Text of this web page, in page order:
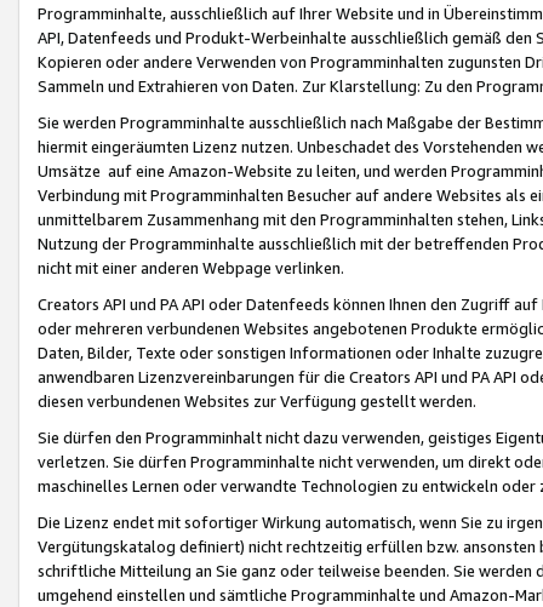
Programminhalte, ausschließlich auf Ihrer Website und in
API, Datenfeeds und Produkt-Werbeinhalte ausschließlich gemäß
Kopieren oder andere Verwenden von Programminhalten zugunsten
Sammeln und Extrahieren von Daten. Zur Klarstellung: Zu den
Sie werden Programminhalte ausschließlich nach Maßgabe der
hiermit eingeräumten Lizenz nutzen. Unbeschadet des Vorstehenden
Umsätze auf eine Amazon-Website zu leiten, und werden
Verbindung mit Programminhalten Besucher auf andere Websites als
unmittelbarem Zusammenhang mit den Programminhalten stehen,
Nutzung der Programminhalte ausschließlich mit der betreffenden
nicht mit einer anderen Webpage verlinken.
Creators API und PA API oder Datenfeeds können Ihnen den Zugriff
oder mehreren verbundenen Websites angebotenen Produkte
Daten, Bilder, Texte oder sonstigen Informationen oder Inhalte
anwendbaren Lizenzvereinbarungen für die Creators API und PA API
diesen verbundenen Websites zur Verfügung gestellt werden.
Sie dürfen den Programminhalt nicht dazu verwenden, geistiges
verletzen. Sie dürfen Programminhalte nicht verwenden, um direkt
maschinelles Lernen oder verwandte Technologien zu entwickeln
Die Lizenz endet mit sofortiger Wirkung automatisch, wenn Sie zu
Vergütungskatalog definiert) nicht rechtzeitig erfüllen bzw. ansonsten
schriftliche Mitteilung an Sie ganz oder teilweise beenden. Sie werden
umgehend einstellen und sämtliche Programminhalte und Amazon-